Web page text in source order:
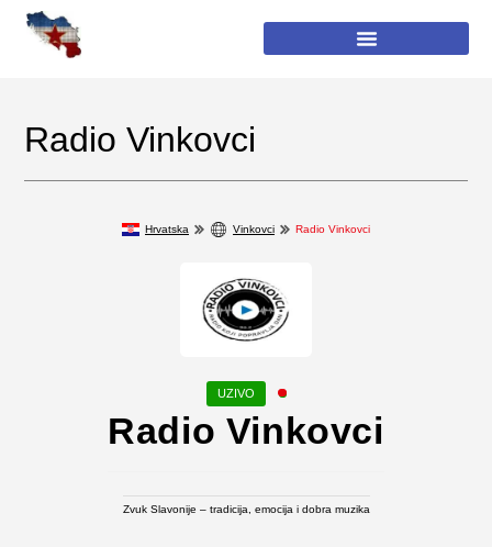
Radio Vinkovci
Hrvatska Vinkovci Radio Vinkovci
Radio Vinkovci
Zvuk Slavonije – tradicija, emocija i dobra muzika